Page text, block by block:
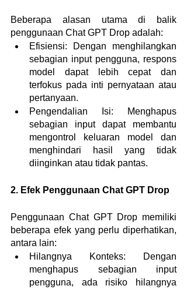
Beberapa alasan utama di balik
penggunaan Chat GPT Drop adalah:
Efisiensi: Dengan menghilangkan
sebagian input pengguna, respons
model dapat lebih cepat dan
terfokus pada inti pernyataan atau
pertanyaan.
Pengendalian Isi: Menghapus
sebagian input dapat membantu
mengontrol keluaran model dan
menghindari hasil yang tidak
diinginkan atau tidak pantas.
2. Efek Penggunaan Chat GPT Drop
Penggunaan Chat GPT Drop memiliki
beberapa efek yang perlu diperhatikan,
antara lain:
Hilangnya Konteks: Dengan
menghapus sebagian input
pengguna, ada risiko hilangnya